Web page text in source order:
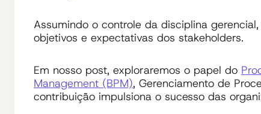
Assumindo o controle da disciplina
objetivos e expectativas dos stakeholders.
Em nosso post, exploraremos o papel do
Management (BPM), Gerenciamento de
contribuição impulsiona o sucesso das